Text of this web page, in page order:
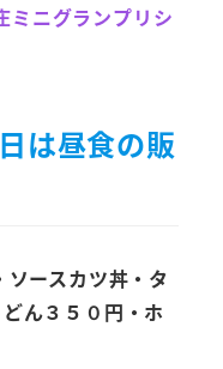
ミニグランプリシ
は昼食の販
ソースカツ丼・タ
ん３５０円・ホ